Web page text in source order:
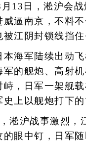
日，淞沪会战
威逼南京，不料
江阴封锁线挡住
军陆续出动飞
军的舰炮、高射
峙，日军一架舰
上以舰炮打下的
沪战事激烈，
的眼中钉，日军